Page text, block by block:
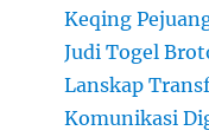
Keqing
Judi Togel
Lanskap
Komunikasi